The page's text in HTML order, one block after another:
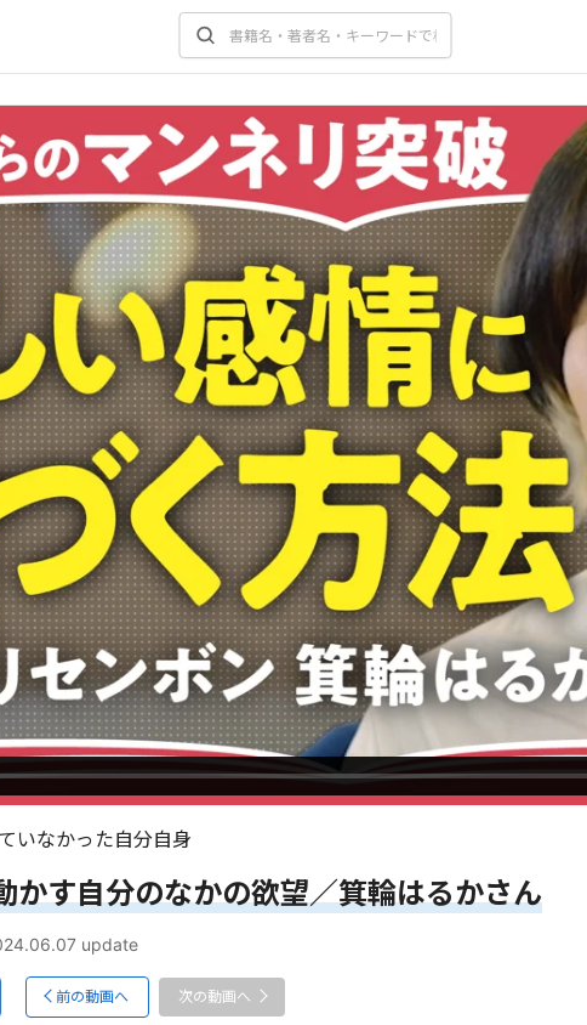
いなかった自分自身
かす自分のなかの欲望／箕輪はるかさん
update
前の動画へ 次の動画へ